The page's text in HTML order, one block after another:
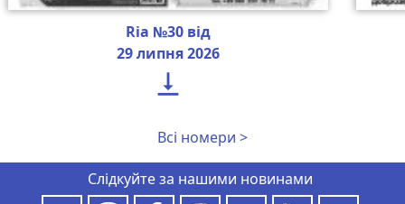
Ria №30 від
29 липня 2026

Всі номери >
Слідкуйте за нашими новинами